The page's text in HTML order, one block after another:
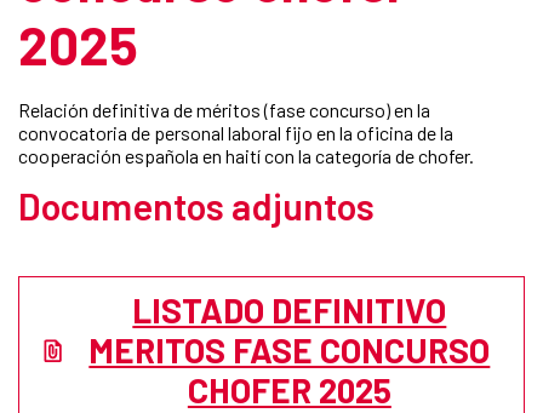
2025
Relación definitiva de méritos (fase concurso) en la
convocatoria de personal laboral fijo en la oficina de la
cooperación española en haití con la categoría de chofer.
Documentos adjuntos
LISTADO DEFINITIVO
MERITOS FASE CONCURSO
CHOFER 2025